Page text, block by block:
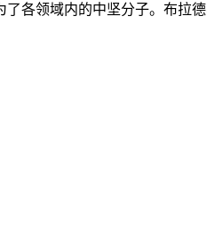
各领域内的中坚分子。布拉